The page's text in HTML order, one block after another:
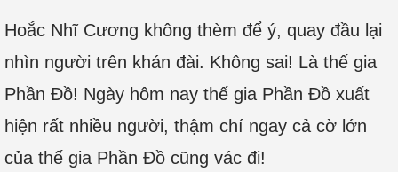
Hoắc Nhĩ Cương không thèm để ý, quay đầu lại
nhìn người trên khán đài. Không sai! Là thế gia
Phần Đồ! Ngày hôm nay thế gia Phần Đồ xuất
hiện rất nhiều người, thậm chí ngay cả cờ lớn
của thế gia Phần Đồ cũng vác đi!